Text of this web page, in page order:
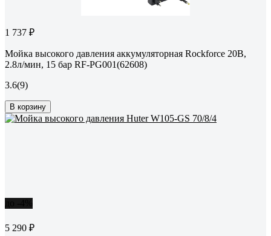
1 737 ₽
Мойка высокого давления аккумуляторная Rockforce 20В,
2.8л/мин, 15 бар RF-PG001(62608)
3.6(9)
В корзину
5 290 ₽